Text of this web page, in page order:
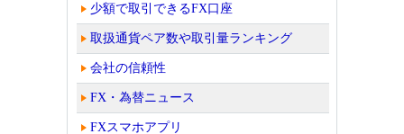
少額で取引できるFX口座
取扱通貨ペア数や取引量ランキング
会社の信頼性
FX・為替ニュース
FXスマホアプリ